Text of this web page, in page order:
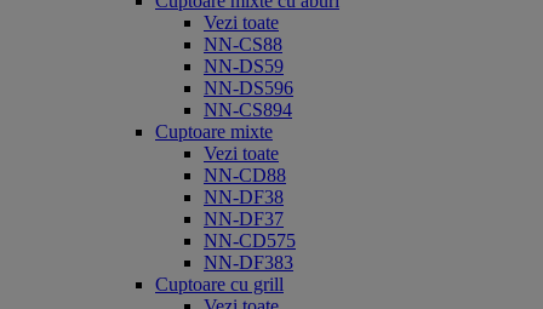
Vezi toate
NN-CS88
NN-DS59
NN-DS596
NN-CS894
Cuptoare mixte
Vezi toate
NN-CD88
NN-DF38
NN-DF37
NN-CD575
NN-DF383
Cuptoare cu grill